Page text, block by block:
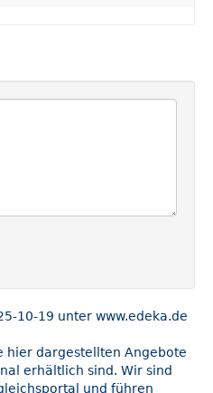
10-19 unter www.edeka.de
hier dargestellten Angebote
erhältlich sind. Wir sind
und führen